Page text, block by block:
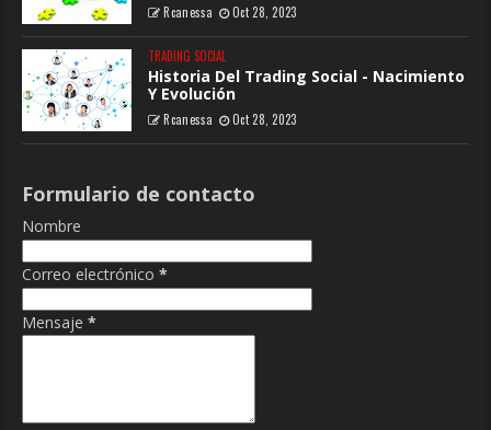
Rcanessa Oct 28, 2023
TRADING SOCIAL
Historia Del Trading Social - Nacimiento
Y Evolución
Rcanessa Oct 28, 2023
Formulario de contacto
Nombre
Correo electrónico *
Mensaje *